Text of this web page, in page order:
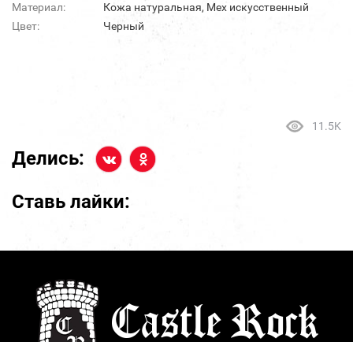
Материал:
Кожа натуральная, Мех искусственный
Цвет:
Черный
11.5K
Делись:
Ставь лайки: